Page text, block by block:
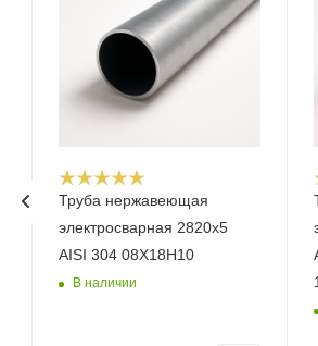
Труба нержавеющая
электросварная 2820х5
AISI 304 08Х18Н10
В наличии